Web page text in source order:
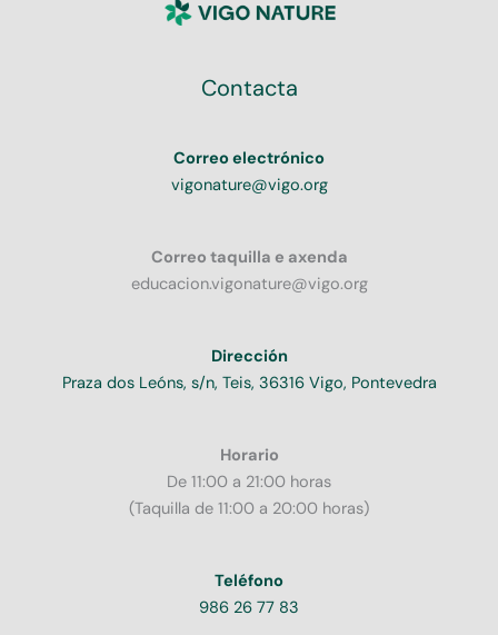
Contacta
Correo electrónico
vigonature@vigo.org
Correo taquilla e axenda
educacion.vigonature@vigo.org
Dirección
Praza dos Leóns, s/n, Teis, 36316 Vigo, Pontevedra
Horario
De 11:00 a 21:00 horas
(Taquilla de 11:00 a 20:00 horas)
Teléfono
986 26 77 83